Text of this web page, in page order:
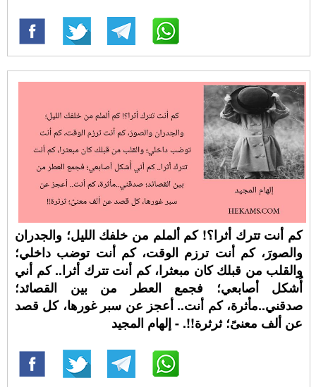
كم أنت تترك أثرا؟! كم ألملم من خلفك الليل؛ والجدران
والصورَ، كم أنت ترزم الوقت، كم أنت توضب داخلي؛
والقلب من قبلك كان مبعثرا، كم أنت تترك أثرا.. كم أني
أُشكل أصابعي؛ فجمع العطر من بين القصائد؛
صدقني..مأثرة، كم أنت.. أعجز عن سبر غورها، كل قصد
عن ألف معنىً؛ ثرثرة!!. - إلهام المجيد